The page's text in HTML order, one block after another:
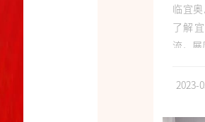
临宜
了解
流，展
2023-